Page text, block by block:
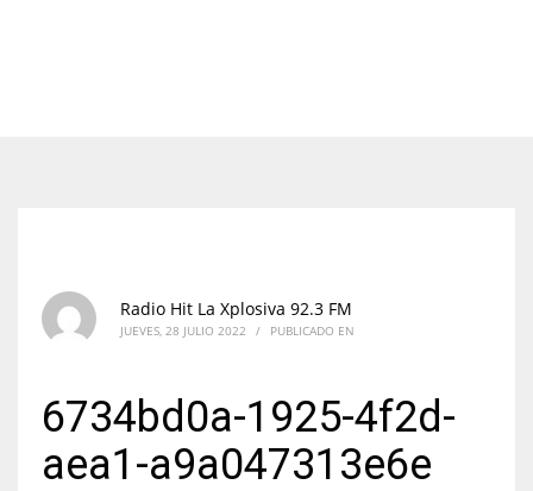
Radio Hit La Xplosiva 92.3 FM
JUEVES, 28 JULIO 2022 / PUBLICADO EN
6734bd0a-1925-4f2d-
aea1-a9a047313e6e